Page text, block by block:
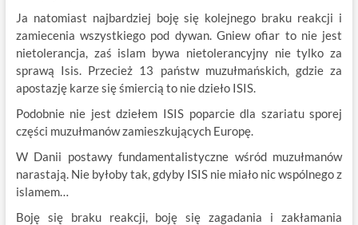
Ja natomiast najbardziej boję się kolejnego braku reakcji i
zamiecenia wszystkiego pod dywan. Gniew ofiar to nie jest
nietolerancja, zaś islam bywa nietolerancyjny nie tylko za
sprawą Isis. Przecież 13 państw muzułmańskich, gdzie za
apostazję karze się śmiercią to nie dzieło ISIS.
Podobnie nie jest dziełem ISIS poparcie dla szariatu sporej
części muzułmanów zamieszkujących Europę.
W Danii postawy fundamentalistyczne wśród muzułmanów
narastają. Nie byłoby tak, gdyby ISIS nie miało nic wspólnego z
islamem…
Boję się braku reakcji, boję się zagadania i zakłamania